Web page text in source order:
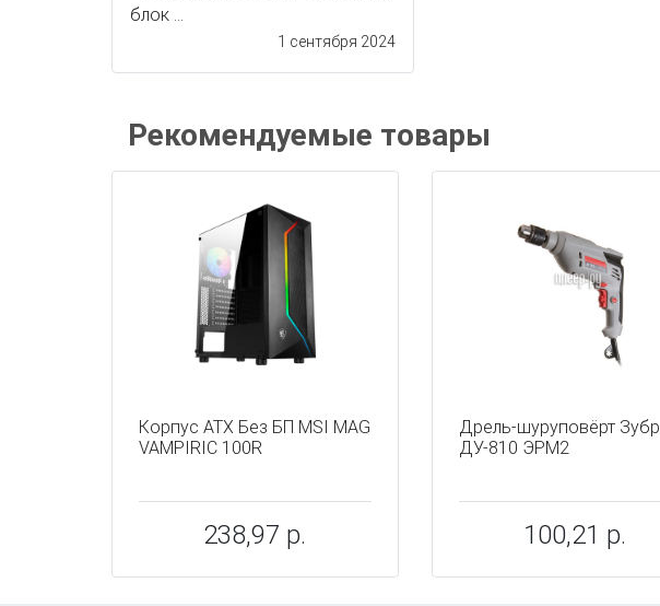
блок ...
1 сентября 2024
Рекомендуемые товары
Корпус ATX Без БП MSI MAG
VAMPIRIC 100R
238,97 р.
Дрель-шуруповёрт Зубр
ДУ-810 ЭРМ2
100,21 р.